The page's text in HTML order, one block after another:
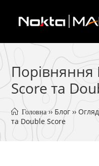
вмісту
Score та
Головна ›› Блог ›› Огляд
та Double Score